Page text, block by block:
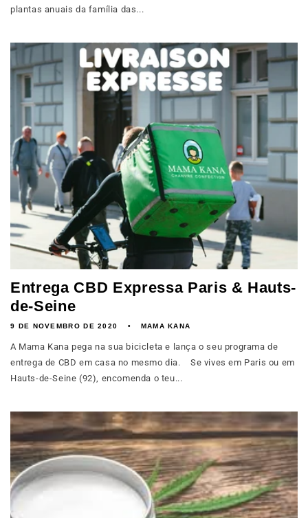
plantas anuais da família das...
Entrega CBD Expressa Paris & Hauts-
de-Seine
9 DE NOVEMBRO DE 2020 MAMA KANA
A Mama Kana pega na sua bicicleta e lança o seu programa de
entrega de CBD em casa no mesmo dia. Se vives em Paris ou em
Hauts-de-Seine (92), encomenda o teu...